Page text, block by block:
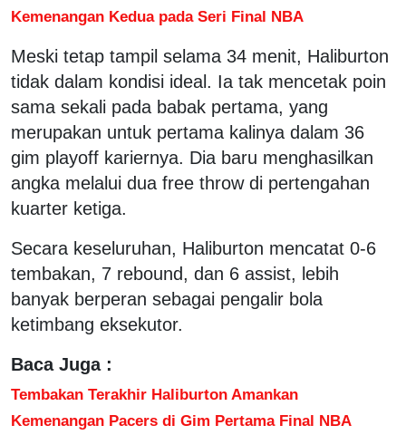
Kemenangan Kedua pada Seri Final NBA
Meski tetap tampil selama 34 menit, Haliburton
tidak dalam kondisi ideal. Ia tak mencetak poin
sama sekali pada babak pertama, yang
merupakan untuk pertama kalinya dalam 36
gim playoff kariernya. Dia baru menghasilkan
angka melalui dua free throw di pertengahan
kuarter ketiga.
Secara keseluruhan, Haliburton mencatat 0-6
tembakan, 7 rebound, dan 6 assist, lebih
banyak berperan sebagai pengalir bola
ketimbang eksekutor.
Baca Juga :
Tembakan Terakhir Haliburton Amankan
Kemenangan Pacers di Gim Pertama Final NBA